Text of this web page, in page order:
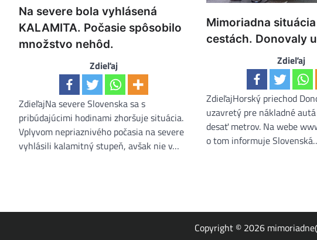
Na severe bola vyhlásená
KALAMITA. Počasie spôsobilo
množstvo nehôd.
Zdieľaj
ZdieľajNa severe Slovenska sa s
pribúdajúcimi hodinami zhoršuje situácia.
Vplyvom nepriaznivého počasia na severe
vyhlásili kalamitný stupeň, avšak nie v…
Mimoriadna
cestách. Donovaly
Zdieľaj
ZdieľajHorský priechod
uzavretý pre nákladné
desať metrov. Na webe
o tom informuje
Copyright © 2026